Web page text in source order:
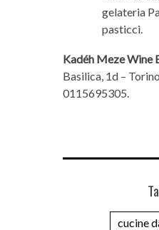
gelateria
pasticci.
Kadéh Meze Wine
Basilica, 1d –
0115695305.
cucine